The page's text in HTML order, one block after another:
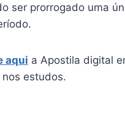
ser prorrogado uma
aqui a Apostila digital
nos estudos.